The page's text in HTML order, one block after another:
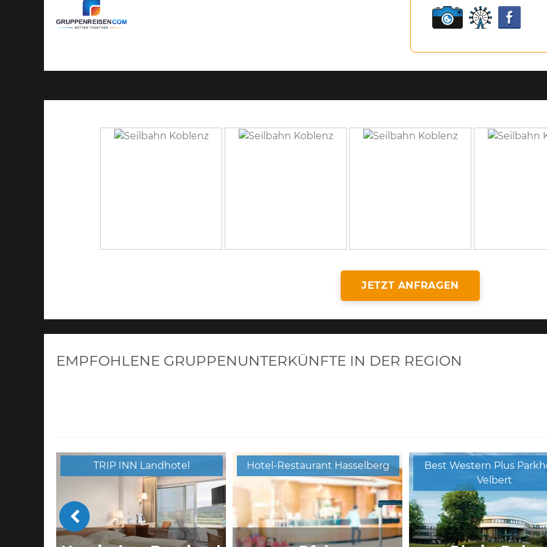
JETZT ANFRAGEN
EMPFOHLENE GRUPPENUNTERKÜNFTE IN DER REGION
TRIP INN Landhotel Hotel-Restaurant Hasselberg
Best Western Plus
Velbert